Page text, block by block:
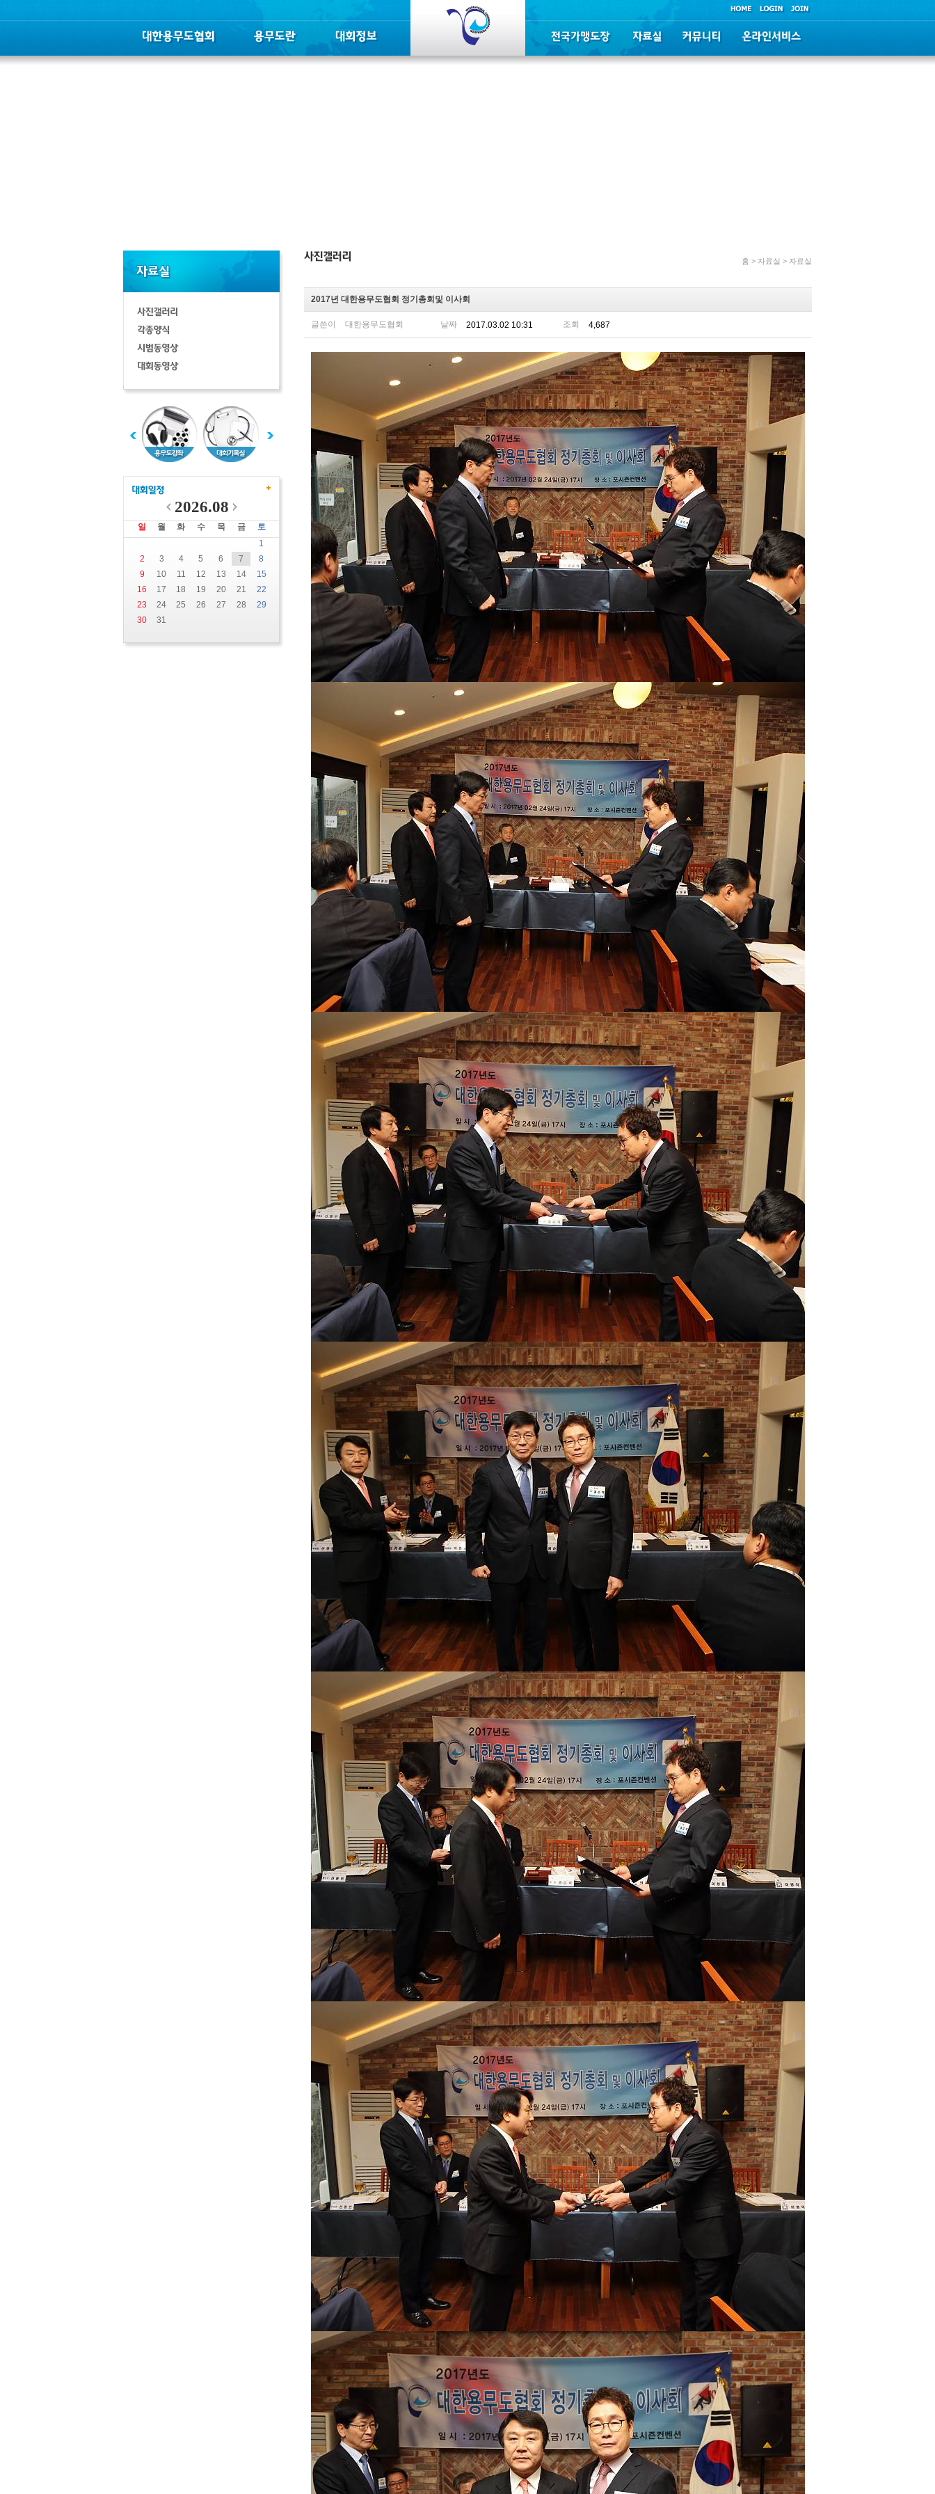
2026.08
일 월 화 수 목 금
토
1
2
3 4 5 6 7
8
9
10 11 12 13 14
15
16
17 18 19 20 21
22
23
24 25 26 27 28
29
30
31
홈 > 자료실 > 자료실
2017년 대한용무도협회 정기총회및 이사회
글쓴이 대한용무도협회 날짜 2017.03.02 10:31 조회 4,687